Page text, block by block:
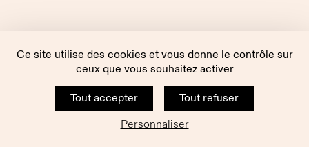
Ce site utilise des cookies et vous donne le contrôle sur
ceux que vous souhaitez activer
Tout accepter
Tout refuser
Personnaliser